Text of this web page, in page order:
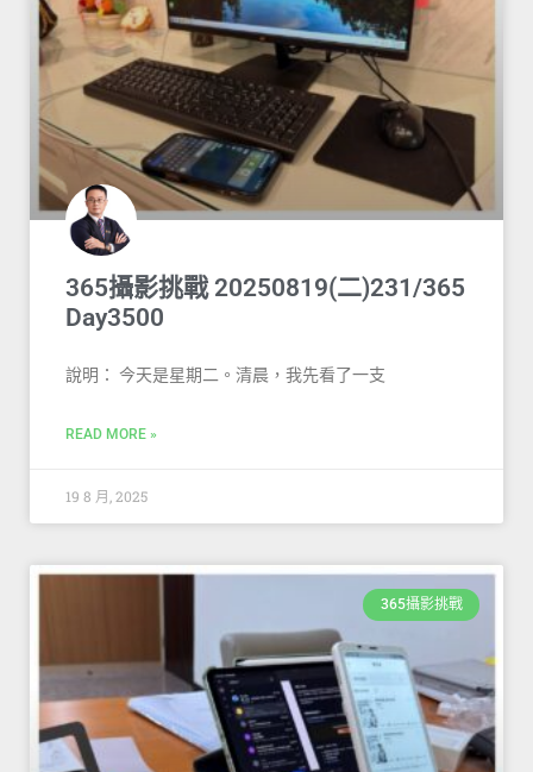
365攝影挑戰 20250819(二)231/365
Day3500
說明： 今天是星期二。清晨，我先看了一支
READ MORE »
19 8 月, 2025
365攝影挑戰